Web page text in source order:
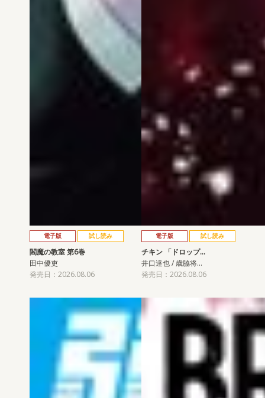
電子版 試し読み
閻魔の教室 第6巻
田中優吏
発売日：2026.08.06
電子版 試し読み
チキン 「ドロップ…
井口達也 / 歳脇将…
発売日：2026.08.06